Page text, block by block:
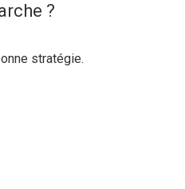
?
stratégie.